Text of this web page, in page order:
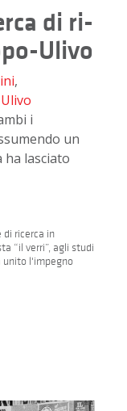
di ri-
Ulivo
,
Ulivo
i
un
lasciato
ricerca in
“il verri”, agli studi
unito l'impegno